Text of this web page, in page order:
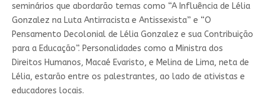
seminários que abordarão temas como “A Influência de Lélia
Gonzalez na Luta Antirracista e Antissexista” e “O
Pensamento Decolonial de Lélia Gonzalez e sua Contribuição
para a Educação”. Personalidades como a Ministra dos
Direitos Humanos, Macaé Evaristo, e Melina de Lima, neta de
Lélia, estarão entre os palestrantes, ao lado de ativistas e
educadores locais.